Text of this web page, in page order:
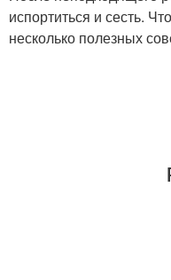
испортиться и сесть.
несколько полезных